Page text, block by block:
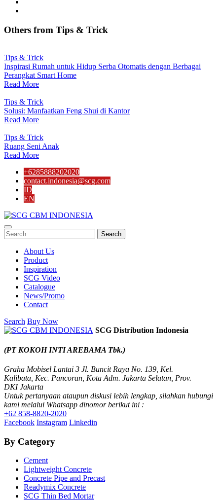
Others from Tips & Trick
Tips & Trick
Inspirasi Rumah untuk Hidup Serba Otomatis dengan Berbagai
Perangkat Smart Home
Read More
Tips & Trick
Solusi: Manfaatkan Feng Shui di Kantor
Read More
Tips & Trick
Ruang Seni Anak
Read More
+6285888202020
contact.indonesia@scg.com
ID
EN
Search
About Us
Product
Inspiration
SCG Video
Catalogue
News/Promo
Contact
Search Buy Now
SCG Distribution Indonesia
(PT KOKOH INTI AREBAMA Tbk.)
Graha Mobisel Lantai 3 Jl. Buncit Raya No. 139, Kel.
Kalibata, Kec. Pancoran, Kota Adm. Jakarta Selatan, Prov.
DKI Jakarta
Untuk pertanyaan ataupun diskusi lebih lengkap, silahkan hubungi
kami melalui Whatsapp dinomor berikut ini :
+62 858-8820-2020
Facebook Instagram Linkedin
By Category
Cement
Lightweight Concrete
Concrete Pipe and Precast
Readymix Concrete
SCG Thin Bed Mortar